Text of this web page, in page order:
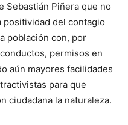
Sebastián Piñera que no
del contagio
población con, por
permisos en
aún mayores facilidades
para que
ciudadana la naturaleza.